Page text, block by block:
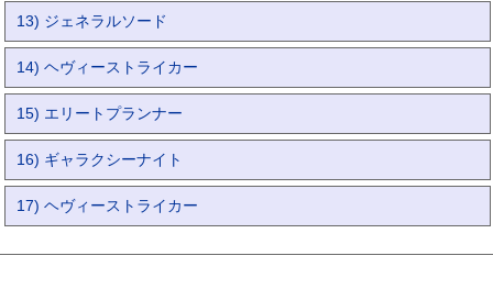
13) ジェネラルソード
14) ヘヴィーストライカー
15) エリートプランナー
16) ギャラクシーナイト
17) ヘヴィーストライカー